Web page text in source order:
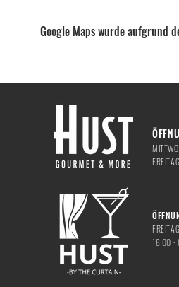
Google Maps wurde aufgrund
18:00 -